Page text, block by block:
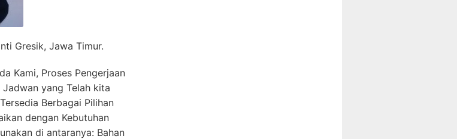
Gresik, Jawa Timur.
Kami, Proses Pengerjaan
yang Telah kita
Berbagai Pilihan
dengan Kebutuhan
di antaranya: Bahan